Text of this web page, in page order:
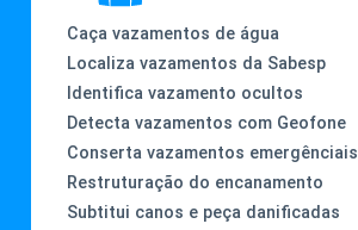
Caça vazamentos de água
Localiza vazamentos da Sabesp
Identifica vazamento ocultos
Detecta vazamentos com Geofone
Conserta vazamentos emergênciais
Restruturação do encanamento
Subtitui canos e peça danificadas